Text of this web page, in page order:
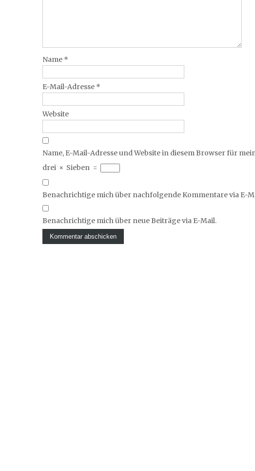
Name *
E-Mail-Adresse *
Website
Name, E-Mail-Adresse und Website in diesem Browser für
drei × Sieben =
Benachrichtige mich über nachfolgende Kommentare via E-
Benachrichtige mich über neue Beiträge via E-Mail.